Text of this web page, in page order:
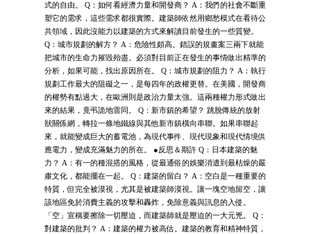
式的自由。 Q：如何看經濟力量和開發商？ A：我們的社會不斷重
塑它的需求，這些需求都很實際。建築師依然用鄉愁模式在看待公
共領域，因此沒能力以建築的方式來解讀目前發生的一些質變。
Q：城市規劃的解方？ A：危險性頗高。錯誤的規畫案三兩下就能
把城市的生命力摧毀殆盡。必須對目前正在發生的事情做出精準的
分析，如果可能，找出原因所在。 Q：城市規劃的阻力？ A：執行
規劃工作最大的阻礙之一，是每四年的政權更替。在美國，開發商
的權勢有點過大，在歐洲則是政治力量太強。這兩種權力形式做出
來的結果，竟弔詭地雷同。 Q：新市鎮的希望？ 跳脫傳統的放射
狀關係網，轉拉一條地鐵線與其他新市鎮橫向串聯。如果串聯起
來，就能變成巨大的蓄電池，為現代事件、現代現象和現代情境供
應電力，變成充滿魅力的所在。 ●反思＆期許 Q：日本建築的魅
力？ A：有一的種混搭的風格，從最通俗的娛樂消遣到最枯燥的嚴
肅文化，都能擺在一起。 Q：建築的留白？ A：空白是一種重要的
特質，但完全被漠視，尤其是被建築師漠視。讓一塊空地留空，讓
該地區免於消費主義的攻擊和轟炸，免除意義與訊息的入侵。
「空」宣稱要擦除一切壓迫，而建築師就是壓迫的一大元兇。 Q：
對建築的批判？ A：建築的權力被高估。建築的教育和精神特質，